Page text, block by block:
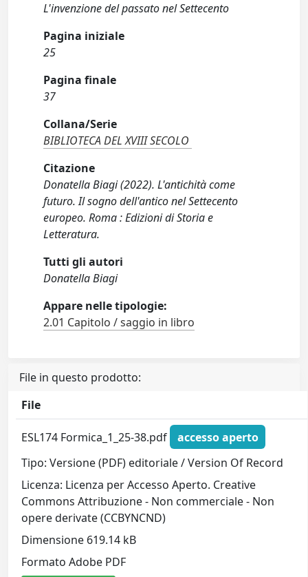
L'invenzione del passato nel Settecento
Pagina iniziale
25
Pagina finale
37
Collana/Serie
BIBLIOTECA DEL XVIII SECOLO
Citazione
Donatella Biagi (2022). L'antichità come
futuro. Il sogno dell'antico nel Settecento
europeo. Roma : Edizioni di Storia e
Letteratura.
Tutti gli autori
Donatella Biagi
Appare nelle tipologie:
2.01 Capitolo / saggio in libro
File in questo prodotto:
File
ESL174 Formica_1_25-38.pdf
accesso aperto
Tipo: Versione (PDF) editoriale / Version Of Record
Licenza: Licenza per Accesso Aperto. Creative
Commons Attribuzione - Non commerciale - Non
opere derivate (CCBYNCND)
Dimensione 619.14 kB
Formato Adobe PDF